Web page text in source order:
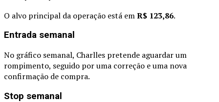
O alvo principal da operação está emR$ 123,86.
Entrada semanal
No gráfico semanal, Charlles pretende aguardar um
rompimento, seguido por uma correção e uma nova
confirmação de compra.
Stop semanal